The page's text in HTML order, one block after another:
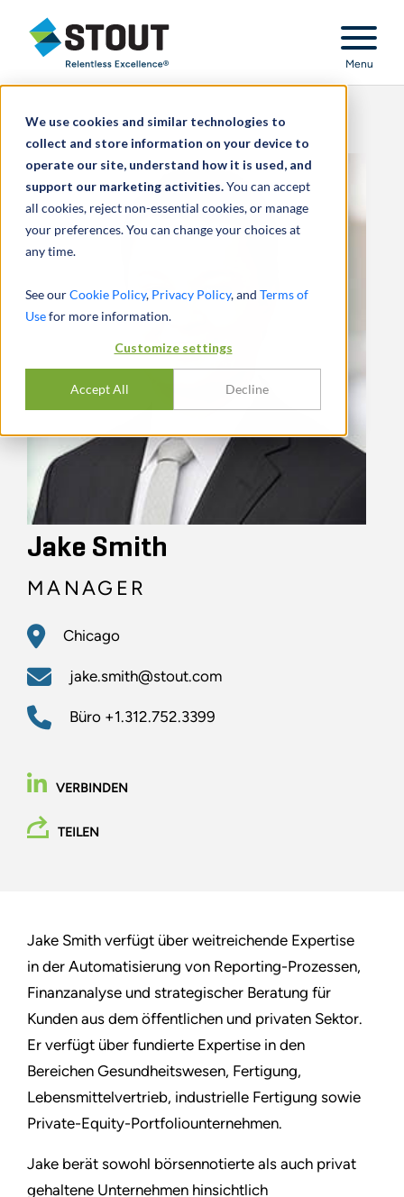
We use cookies and similar technologies to
collect and store information on your device to
operate our site, understand how it is used, and
support our marketing activities.You can accept
all cookies, reject non-essential cookies, or manage
your preferences. You can change your choices at
any time.
See ourCookie Policy, Privacy Policy, and Terms of
Usefor more information.
Customize settings
Accept All Decline
Stout Relentless Excellence
Menu
Jake Smith
MANAGER
Chicago
jake.smith@stout.com
Büro +1.312.752.3399
VERBINDEN
TEILEN
Jake Smith verfügt über weitreichende Expertise
in der Automatisierung von Reporting-Prozessen,
Finanzanalyse und strategischer Beratung für
Kunden aus dem öffentlichen und privaten Sektor.
Er verfügt über fundierte Expertise in den
Bereichen Gesundheitswesen, Fertigung,
Lebensmittelvertrieb, industrielle Fertigung sowie
Private-Equity-Portfoliounternehmen.
Jake berät sowohl börsennotierte als auch privat
gehaltene Unternehmen hinsichtlich